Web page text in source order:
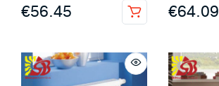
€56.45 €64.09